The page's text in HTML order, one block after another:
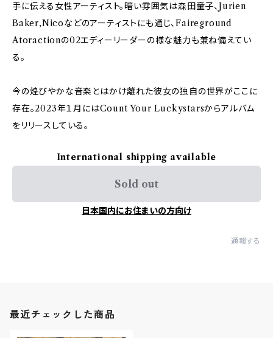
手に伝える女性アーティスト。暗い雰囲気は森田童子、Jurien
Baker,Nicoなどのアーティストにも通じ、Faireground
Atoractionの02エディーリーダーの様な魅力も兼ね備えてい
る。
今の煌びやかな音楽とはかけ離れた彼女の独自の世界がここに
存在。2023年１月にはCount Your Luckystarsからアルバム
をリリースしている。
International shipping available
Sold out
日本国内にお住まいの方向け
通報する
最近チェックした商品